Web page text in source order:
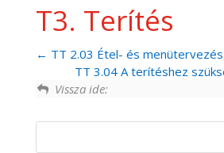
T3. Terítés
TT 2.03 Étel- és
TT 3.04 A terítéshez
Vissza ide: